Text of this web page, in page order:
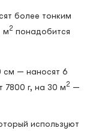
более тонким
м2 понадобится
см — наносят 6
7800 г, на 30 м2 —
используют